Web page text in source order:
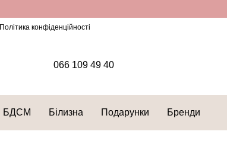
Політика конфіденційності
066 109 49 40
БДСМ Білизна Подарунки Бренди